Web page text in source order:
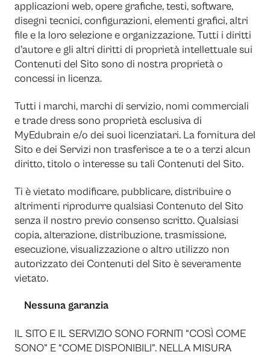
applicazioni web, opere grafiche, testi, software,
disegni tecnici, configurazioni, elementi grafici, altri
file e la loro selezione e organizzazione. Tutti i diritti
d’autore e gli altri diritti di proprietà intellettuale sui
Contenuti del Sito sono di nostra proprietà o
concessi in licenza.
Tutti i marchi, marchi di servizio, nomi commerciali
e trade dress sono proprietà esclusiva di
MyEdubrain e/o dei suoi licenziatari. La fornitura del
Sito e dei Servizi non trasferisce a te o a terzi alcun
diritto, titolo o interesse su tali Contenuti del Sito.
Ti è vietato modificare, pubblicare, distribuire o
altrimenti riprodurre qualsiasi Contenuto del Sito
senza il nostro previo consenso scritto. Qualsiasi
copia, alterazione, distribuzione, trasmissione,
esecuzione, visualizzazione o altro utilizzo non
autorizzato dei Contenuti del Sito è severamente
vietato.
Nessuna garanzia
IL SITO E IL SERVIZIO SONO FORNITI “COSÌ COME
SONO” E “COME DISPONIBILI”. NELLA MISURA